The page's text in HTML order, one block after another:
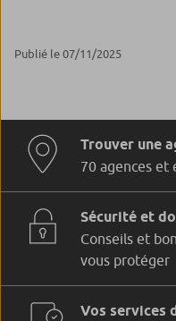
Publié le 07/11/2025
Trouver une
70 agences et
Sécurité et
Conseils et
vous protéger
Vos services